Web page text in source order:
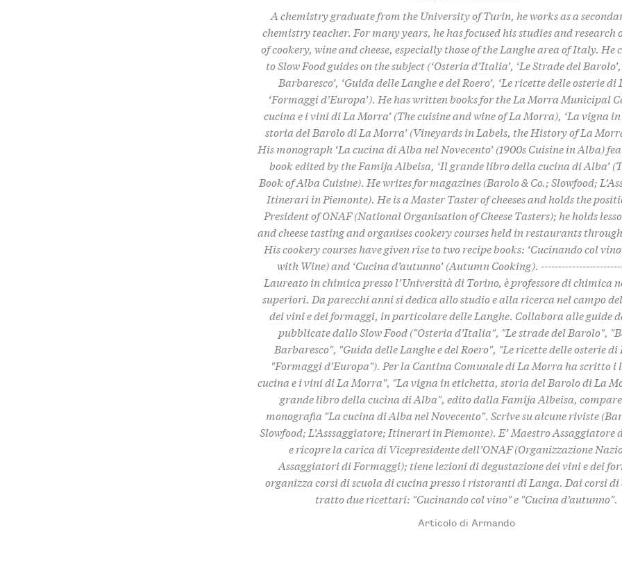
A chemistry graduate from the University of Turin, he works as a
chemistry teacher. For many years, he has focused his studies and research
of cookery, wine and cheese, especially those of the Langhe area of Italy. He
to Slow Food guides on the subject (‘Osteria d’Italia’, ‘Le Strade del
Barbaresco’, ‘Guida delle Langhe e del Roero’, ‘Le ricette delle osterie di
‘Formaggi d’Europa’). He has written books for the La Morra Municipal
cucina e i vini di La Morra’ (The cuisine and wine of La Morra), ‘La vigna
storia del Barolo di La Morra’ (Vineyards in Labels, the History of La
His monograph ‘La cucina di Alba nel Novecento’ (1900s Cuisine in Alba)
book edited by the Famija Albeisa, ‘Il grande libro della cucina di Alba’
Book of Alba Cuisine). He writes for magazines (Barolo & Co.; Slowfood;
Itinerari in Piemonte). He is a Master Taster of cheeses and holds the
President of ONAF (National Organisation of Cheese Tasters); he holds
and cheese tasting and organises cookery courses held in restaurants
His cookery courses have given rise to two recipe books: ‘Cucinando col
with Wine) and ‘Cucina d’autunno’ (Autumn Cooking).
Laureato in chimica presso l’Università di Torino, è professore di chimica
superiori. Da parecchi anni si dedica allo studio e alla ricerca nel campo
dei vini e dei formaggi, in particolare delle Langhe. Collabora alle guide
pubblicate dallo Slow Food ("Osteria d’Italia", "Le strade del Barolo",
Barbaresco", "Guida delle Langhe e del Roero", "Le ricette delle osterie di
"Formaggi d’Europa"). Per la Cantina Comunale di La Morra ha scritto
cucina e i vini di La Morra", "La vigna in etichetta, storia del Barolo di La
grande libro della cucina di Alba", edito dalla Famija Albeisa,
monografia "La cucina di Alba nel Novecento". Scrive su alcune riviste
Slowfood; L’Asssaggiatore; Itinerari in Piemonte). E’ Maestro Assaggiatore
e ricopre la carica di Vicepresidente dell’ONAF (Organizzazione
Assaggiatori di Formaggi); tiene lezioni di degustazione dei vini e dei
organizza corsi di scuola di cucina presso i ristoranti di Langa. Dai corsi di
tratto due ricettari: "Cucinando col vino" e "Cucina d’autunno".
Articolo di Armando